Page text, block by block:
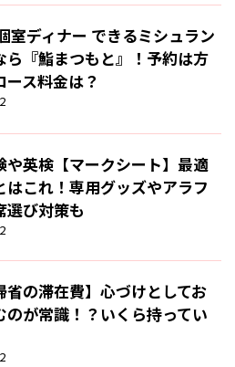
室ディナー できるミシュラン
ら『鮨まつもと』！予約は方
ース料金は？
や英検【マークシート】最適
はこれ！専用グッズやアラフ
選び対策も
省の滞在費】心づけとしてお
のが常識！？いくら持ってい